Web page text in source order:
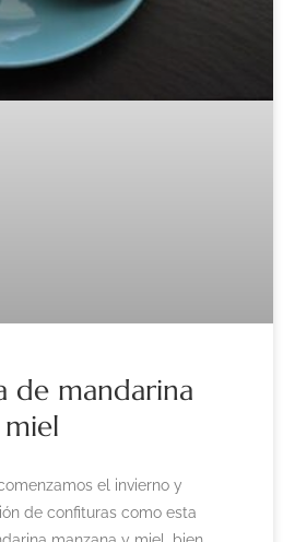
de mandarina
el invierno y
de confituras como esta